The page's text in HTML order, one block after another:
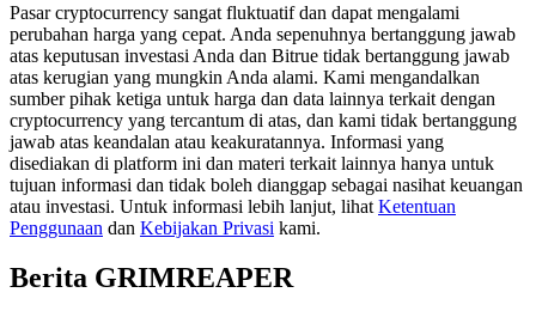
Informasi
Analisis data besar termasuk info perdagangan, dll.
Pasar cryptocurrency sangat fluktuatif dan dapat mengalami
perubahan harga yang cepat. Anda sepenuhnya bertanggung jawab
atas keputusan investasi Anda dan Bitrue tidak bertanggung jawab
atas kerugian yang mungkin Anda alami. Kami mengandalkan
sumber pihak ketiga untuk harga dan data lainnya terkait dengan
cryptocurrency yang tercantum di atas, dan kami tidak bertanggung
jawab atas keandalan atau keakuratannya. Informasi yang
disediakan di platform ini dan materi terkait lainnya hanya untuk
tujuan informasi dan tidak boleh dianggap sebagai nasihat keuangan
atau investasi. Untuk informasi lebih lanjut, lihat Ketentuan
Penggunaan dan Kebijakan Privasi kami.
Berita GRIMREAPER